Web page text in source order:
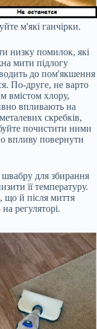
м'які ганчірки.
низку помилок, які
мити підлогу
до пом'якшення
По-друге, не варто
вмістом хлору,
впливають на
скребків,
почистити ними
впливу повернути
для збирання
її температуру.
що й після миття
регуляторі.